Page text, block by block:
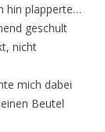
hin plapperte…
geschult
nicht
mich dabei
Beutel